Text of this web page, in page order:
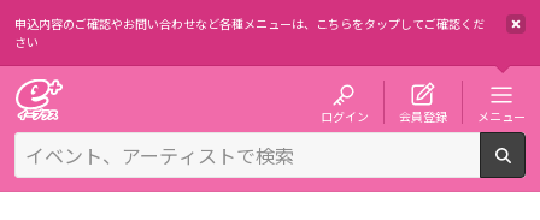
申込内容のご確認やお問い合わせなど各種メニューは、 こちらをタップしてご確認くだ
さい
ログイン 会員登録 メニュー